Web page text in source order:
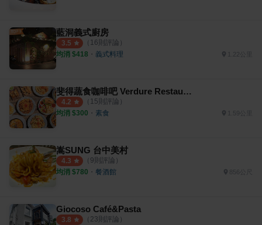
藍洞義式廚房
3.5 （ 16則評論）
均消 $418 ・ 義式料理
斐得蔬食咖啡吧 Verdure Restaurant
4.2 （ 15則評論）
均消 $300 ・ 素食 1.59公里
嵩SUNG 台中美村
4.3 （ 9則評論）
均消 $780 ・ 餐酒館 856公尺
Giocoso Café&Pasta
3.8 （ 23則評論）